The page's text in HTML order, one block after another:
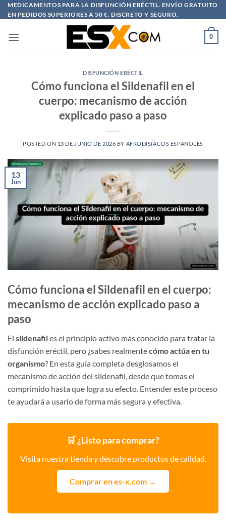
Saltar
al
MEDICAMENTOS PARA LA DISFUNCIÓN ERÉCTIL. ENVÍO GRATUITO
EN PEDIDOS SUPERIORES A 50 €. DISCRETO Y SEGURO.
0
DISFUNCIÓN ERÉCTIL
Cómo funciona el Sildenafil en el
cuerpo: mecanismo de acción
explicado paso a paso
POSTED ON 13 DE JUNIO DE 2026 BY AFRODISÍACOS ESPAÑOLES
13
Jun
Cómo funciona el Sildenafil en el cuerpo:
mecanismo de acción explicado paso a
paso
El sildenafiles el principio activo más conocido para tratar la
disfunción eréctil, pero ¿sabes realmentecómo actúa en tu
organismo? En esta guía completa desglosamos el
mecanismo de acción del sildenafil, desde que tomas el
comprimido hasta que logra su efecto. Entender este proceso
te ayudará a usarlo de forma más segura y efectiva.
🛒 ¿Listo para comprar?
Visita nuestra tienda y descubre productos de calidad.
Comprar en es-x.com →